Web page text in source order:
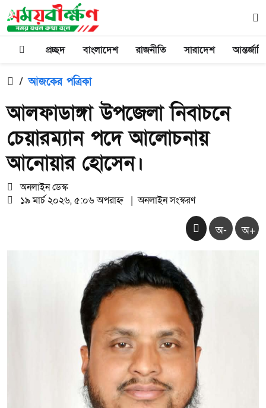
প্রচ্ছদ বাংলাদেশ রাজনীতি সারাদেশ
/ আজকের পত্রিকা
আলফাডাঙ্গা উপজেলা নিবাচনে
চেয়ারম্যান পদে আলোচনায়
আনোয়ার হোসেন।
অনলাইন ডেস্ক
১৯ মার্চ ২০২৬, ৫:০৬ অপরাহ্ন | অনলাইন সংস্করণ
অ- অ+